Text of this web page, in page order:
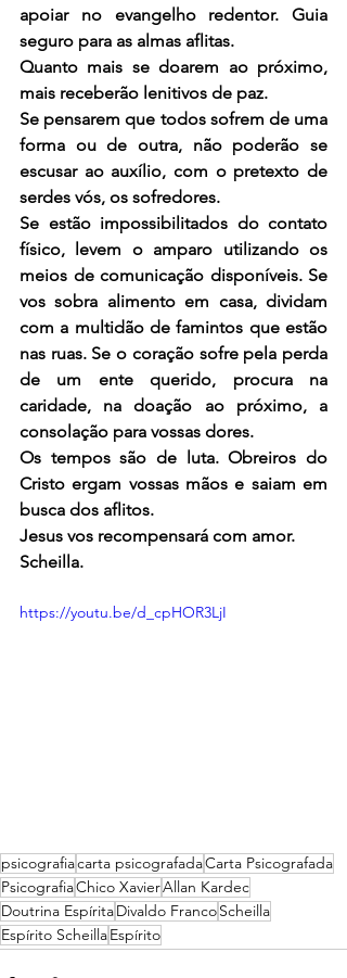
apoiar no evangelho redentor. Guia
seguro para as almas aflitas.
Quanto mais se doarem ao próximo,
mais receberão lenitivos de paz.
Se pensarem que todos sofrem de uma
forma ou de outra, não poderão se
escusar ao auxílio, com o pretexto de
serdes vós, os sofredores.
Se estão impossibilitados do contato
físico, levem o amparo utilizando os
meios de comunicação disponíveis. Se
vos sobra alimento em casa, dividam
com a multidão de famintos que estão
nas ruas. Se o coração sofre pela perda
de um ente querido, procura na
caridade, na doação ao próximo, a
consolação para vossas dores.
Os tempos são de luta. Obreiros do
Cristo ergam vossas mãos e saiam em
busca dos aflitos.
Jesus vos recompensará com amor.
Scheilla.
https://youtu.be/d_cpHOR3LjI
psicografiacarta psicografadaCarta Psicografada
PsicografiaChico XavierAllan Kardec
Doutrina EspíritaDivaldo FrancoScheilla
Espírito ScheillaEspírito